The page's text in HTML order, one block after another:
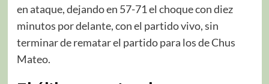
en ataque, dejando en 57-71 el choque con diez
minutos por delante, con el partido vivo, sin
terminar de rematar el partido para los de Chus
Mateo.